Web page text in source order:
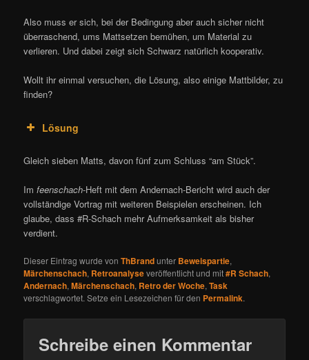
Also muss er sich, bei der Bedingung aber auch sicher nicht
überraschend, ums Mattsetzen bemühen, um Material zu
verlieren. Und dabei zeigt sich Schwarz natürlich kooperativ.
Wollt ihr einmal versuchen, die Lösung, also einige Mattbilder, zu
finden?
Lösung
Gleich sieben Matts, davon fünf zum Schluss “am Stück”.
Imfeenschach-Heft mit dem Andernach-Bericht wird auch der
vollständige Vortrag mit weiteren Beispielen erscheinen. Ich
glaube, dass #R-Schach mehr Aufmerksamkeit als bisher
verdient.
Dieser Eintrag wurde vonThBrandunter Beweispartie,
Märchenschach, Retroanalyseveröffentlicht und mit#R Schach,
Andernach,Märchenschach, Retro der Woche,Task
verschlagwortet. Setze ein Lesezeichen für den Permalink.
Schreibe einen Kommentar